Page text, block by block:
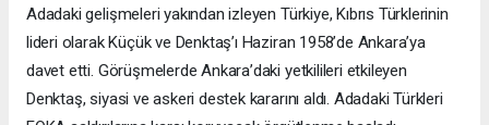
Adadaki gelişmeleri yakından izleyen Türkiye, Kıbrıs Türklerinin
lideri olarak Küçük ve Denktaş’ı Haziran 1958’de Ankara’ya
davet etti. Görüşmelerde Ankara’daki yetkilileri etkileyen
Denktaş, siyasi ve askeri destek kararını aldı. Adadaki Türkleri